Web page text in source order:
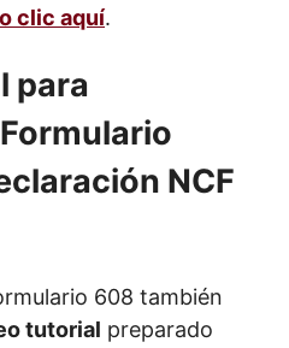
clic aquí.
para
NCF
608 también
tutorial preparado